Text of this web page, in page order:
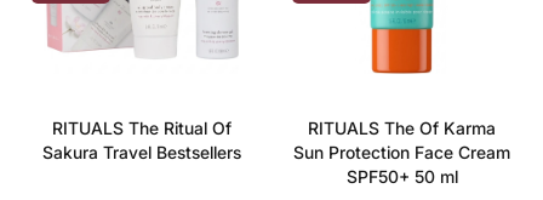
RITUALS The Ritual Of
Sakura Travel Bestsellers
RITUALS The Of Karma
Sun Protection Face Cream
SPF50+ 50 ml